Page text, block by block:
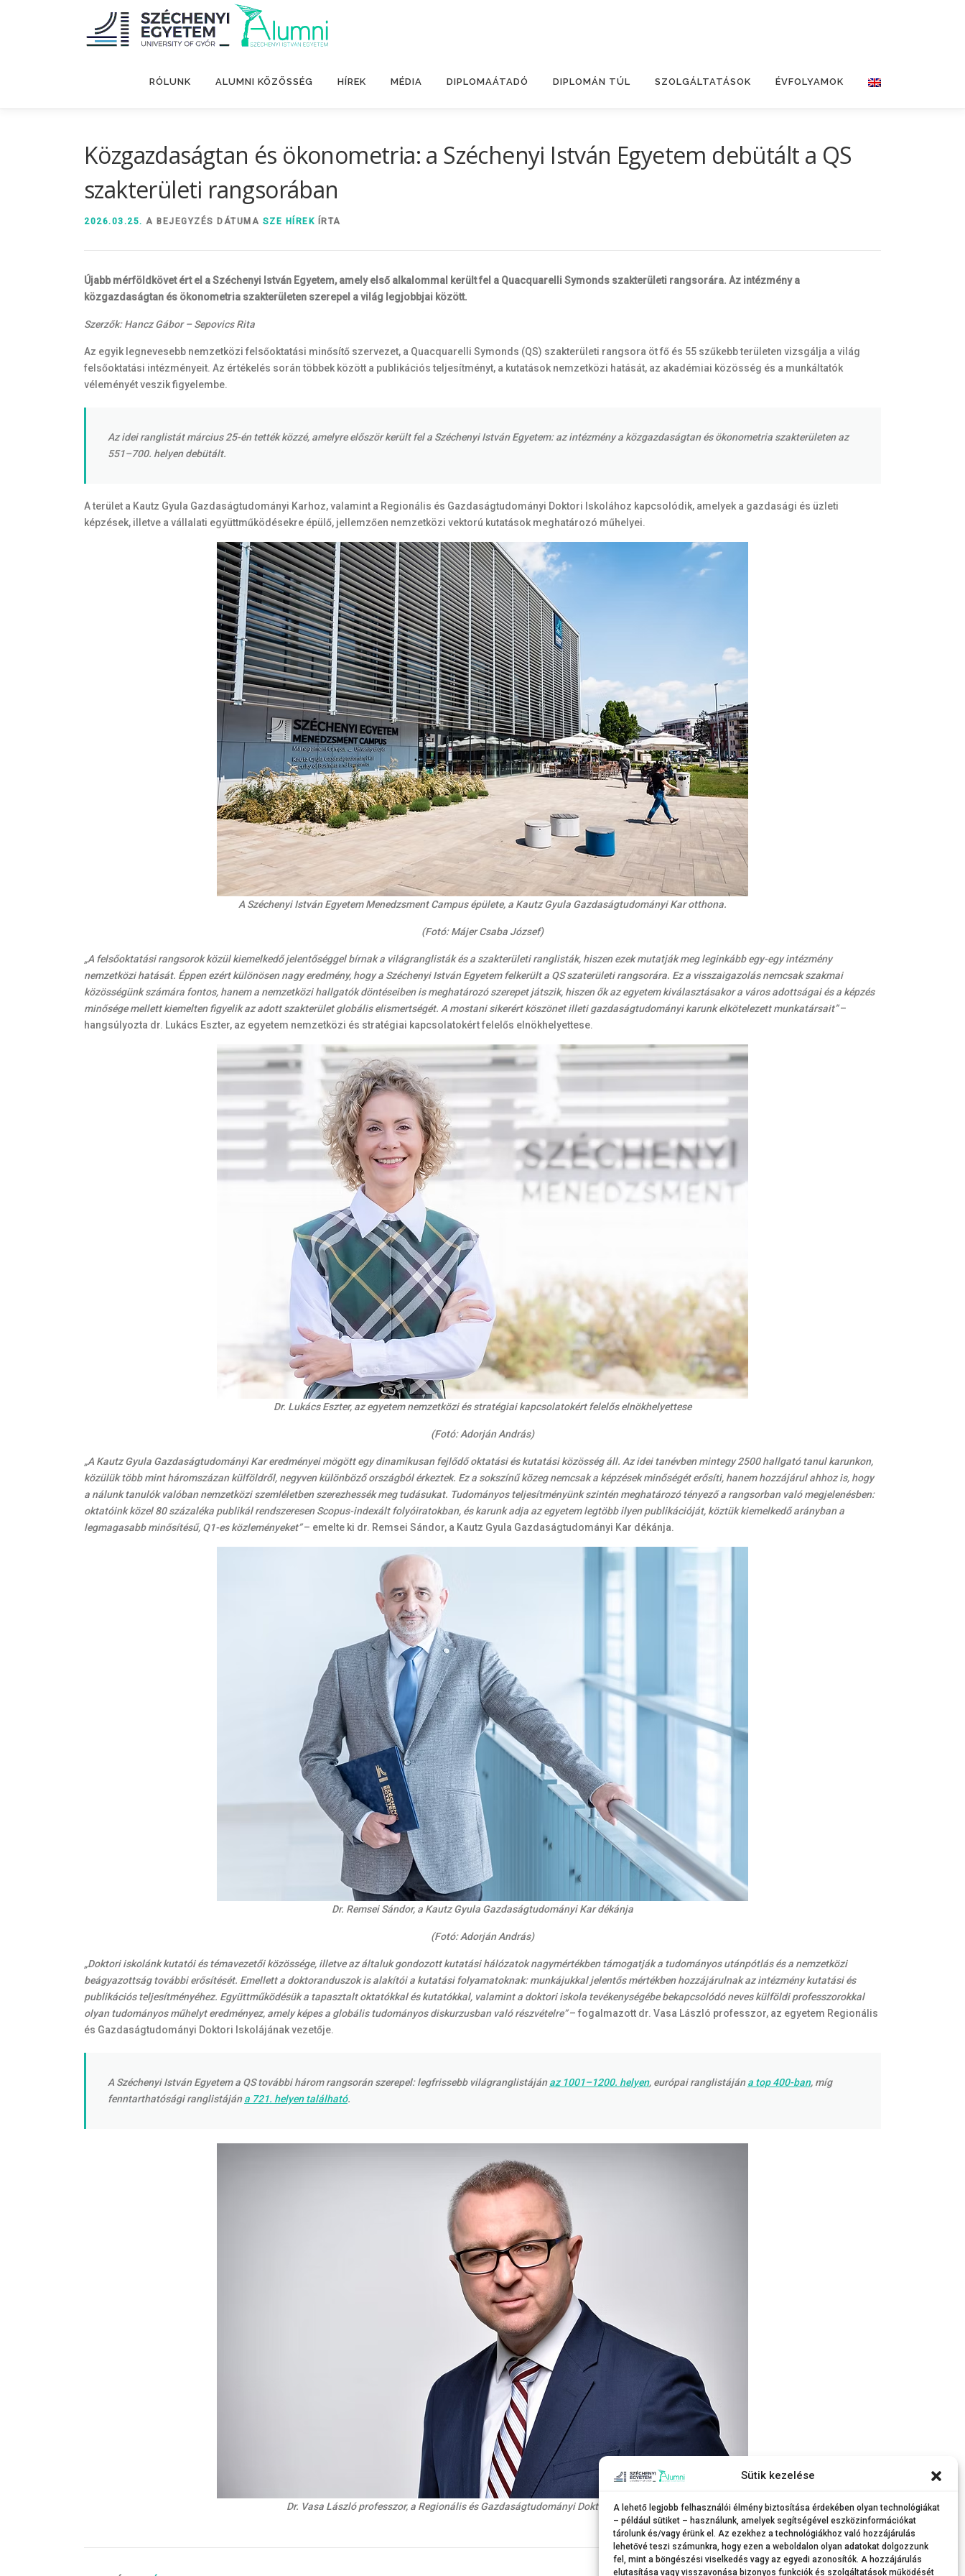
Sütik kezelése
A lehető legjobb felhasználói élmény biztosítása érdekében olyan technológiákat
– például sütiket – használunk, amelyek segítségével eszközinformációkat
tárolunk és/vagy érünk el. Az ezekhez a technológiákhoz való hozzájárulás
lehetővé teszi számunkra, hogy ezen a weboldalon olyan adatokat dolgozzunk
fel, mint a böngészési viselkedés vagy az egyedi azonosítók. A hozzájárulás
elutasítása vagy visszavonása bizonyos funkciók és szolgáltatások működését
RÓLUNK ALUMNI KÖZÖSSÉG HÍREK MÉDIA DIPLOMAÁTADÓ DIPLOMÁN TÚL SZOLGÁLTATÁSOK ÉVFOLYAMOK
Közgazdaságtan és ökonometria: a Széchenyi István Egyetem debütált a QS
szakterületi rangsorában
2026.03.25. A BEJEGYZÉS DÁTUMA SZE HÍREK ÍRTA
Újabb mérföldkövet ért el a Széchenyi István Egyetem, amely első alkalommal került fel a Quacquarelli Symonds szakterületi rangsorára. Az intézmény a
közgazdaságtan és ökonometria szakterületen szerepel a világ legjobbjai között.
Szerzők: Hancz Gábor – Sepovics Rita
Az egyik legnevesebb nemzetközi felsőoktatási minősítő szervezet, a Quacquarelli Symonds (QS) szakterületi rangsora öt fő és 55 szűkebb területen vizsgálja a világ
felsőoktatási intézményeit. Az értékelés során többek között a publikációs teljesítményt, a kutatások nemzetközi hatását, az akadémiai közösség és a munkáltatók
véleményét veszik figyelembe.
Az idei ranglistát március 25-én tették közzé, amelyre először került fel a Széchenyi István Egyetem: az intézmény a közgazdaságtan és ökonometria szakterületen az
551–700. helyen debütált.
A terület a Kautz Gyula Gazdaságtudományi Karhoz, valamint a Regionális és Gazdaságtudományi Doktori Iskolához kapcsolódik, amelyek a gazdasági és üzleti
képzések, illetve a vállalati együttműködésekre épülő, jellemzően nemzetközi vektorú kutatások meghatározó műhelyei.
A Széchenyi István Egyetem Menedzsment Campus épülete, a Kautz Gyula Gazdaságtudományi Kar otthona.
(Fotó: Májer Csaba József)
„A felsőoktatási rangsorok közül kiemelkedő jelentőséggel bírnak a világranglisták és a szakterületi ranglisták, hiszen ezek mutatják meg leginkább egy-egy intézmény
nemzetközi hatását. Éppen ezért különösen nagy eredmény, hogy a Széchenyi István Egyetem felkerült a QS szaterületi rangsorára. Ez a visszaigazolás nemcsak szakmai
közösségünk számára fontos, hanem a nemzetközi hallgatók döntéseiben is meghatározó szerepet játszik, hiszen ők az egyetem kiválasztásakor a város adottságai és a képzés
minősége mellett kiemelten figyelik az adott szakterület globális elismertségét. A mostani sikerért köszönet illeti gazdaságtudományi karunk elkötelezett munkatársait”–
hangsúlyozta dr. Lukács Eszter, az egyetem nemzetközi és stratégiai kapcsolatokért felelős elnökhelyettese.
Dr. Lukács Eszter, az egyetem nemzetközi és stratégiai kapcsolatokért felelős elnökhelyettese
(Fotó: Adorján András)
„A Kautz Gyula Gazdaságtudományi Kar eredményei mögött egy dinamikusan fejlődő oktatási és kutatási közösség áll. Az idei tanévben mintegy 2500 hallgató tanul karunkon,
közülük több mint háromszázan külföldről, negyven különböző országból érkeztek. Ez a sokszínű közeg nemcsak a képzések minőségét erősíti, hanem hozzájárul ahhoz is, hogy
a nálunk tanulók valóban nemzetközi szemléletben szerezhessék meg tudásukat. Tudományos teljesítményünk szintén meghatározó tényező a rangsorban való megjelenésben:
oktatóink közel 80 százaléka publikál rendszeresen Scopus-indexált folyóiratokban, és karunk adja az egyetem legtöbb ilyen publikációját, köztük kiemelkedő arányban a
legmagasabb minősítésű, Q1-es közleményeket”– emelte ki dr. Remsei Sándor, a Kautz Gyula Gazdaságtudományi Kar dékánja.
Dr. Remsei Sándor, a Kautz Gyula Gazdaságtudományi Kar dékánja
(Fotó: Adorján András)
„Doktori iskolánk kutatói és témavezetői közössége, illetve az általuk gondozott kutatási hálózatok nagymértékben támogatják a tudományos utánpótlás és a nemzetközi
beágyazottság további erősítését. Emellett a doktoranduszok is alakítói a kutatási folyamatoknak: munkájukkal jelentős mértékben hozzájárulnak az intézmény kutatási és
publikációs teljesítményéhez. Együttműködésük a tapasztalt oktatókkal és kutatókkal, valamint a doktori iskola tevékenységébe bekapcsolódó neves külföldi professzorokkal
olyan tudományos műhelyt eredményez, amely képes a globális tudományos diskurzusban való részvételre”– fogalmazott dr. Vasa László professzor, az egyetem Regionális
és Gazdaságtudományi Doktori Iskolájának vezetője.
A Széchenyi István Egyetem a QS további három rangsorán szerepel: legfrissebb világranglistájánaz 1001–1200. helyen, európai ranglistájána top 400-ban, míg
fenntarthatósági ranglistájána 721. helyen található.
Dr. Vasa László professzor, a Regionális és Gazdaságtudományi Doktori Iskola vezetője